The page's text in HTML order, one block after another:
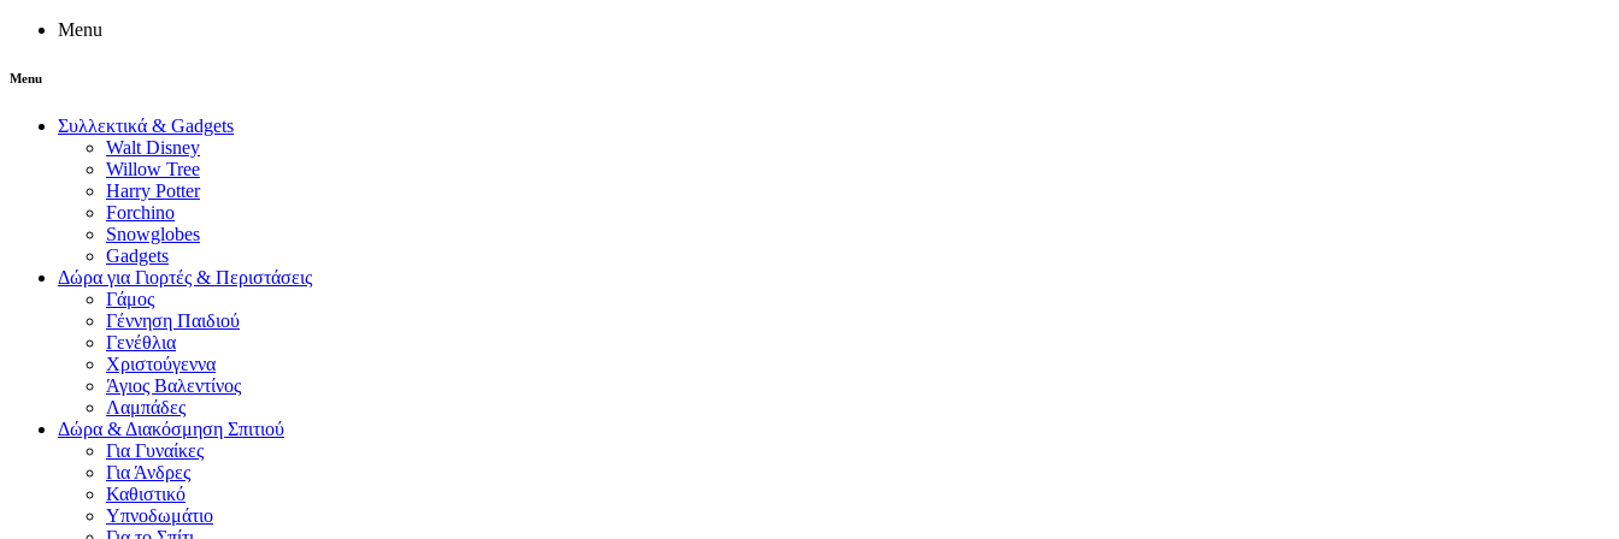
Menu
Menu
Συλλεκτικά & Gadgets
Walt Disney
Willow Tree
Harry Potter
Forchino
Snowglobes
Gadgets
Δώρα για Γιορτές & Περιστάσεις
Γάμος
Γέννηση Παιδιού
Γενέθλια
Χριστούγεννα
Άγιος Βαλεντίνος
Λαμπάδες
Δώρα & Διακόσμηση Σπιτιού
Για Γυναίκες
Για Άνδρες
Καθιστικό
Υπνοδωμάτιο